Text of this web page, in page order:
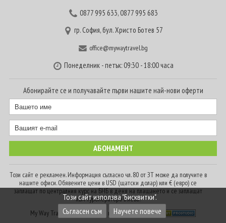
0877 995 633,0877 995 683
гр. София, бул. Христо Ботев 57
office@mywaytravel.bg
Понеделник - петък: 09:30 - 18:00 часа
Абонирайте се и получавайте първи нашите най-нови оферти
Този сайт е рекламен. Информация съгласно чл. 80 от ЗТ може да получите в
нашите офиси. Обявените цени в USD (щатски долар) или € (евро) се
заплащат по централния курс на БНБ в деня на плащането и се заплащат
към туроператора в лева.
My Way Travel © 2016. Всички права запазени
Този сайт използва "Бисквитки".
Съгласен съм
Научете повече